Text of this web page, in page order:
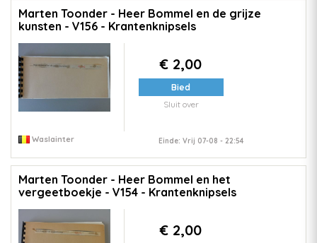
Marten Toonder - Heer Bommel en de grijze
kunsten - V156 - Krantenknipsels
€ 2,00
Bied
Sluit over
Waslainter Einde: Vrij 07-08 - 22:54
Marten Toonder - Heer Bommel en het
vergeetboekje - V154 - Krantenknipsels
€ 2,00